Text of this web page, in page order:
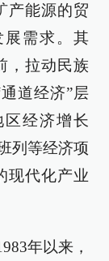
产能源的贸
需求。其
，拉动民族
道经济”层
经济增长
列等经济项
现代化产业
年以来，